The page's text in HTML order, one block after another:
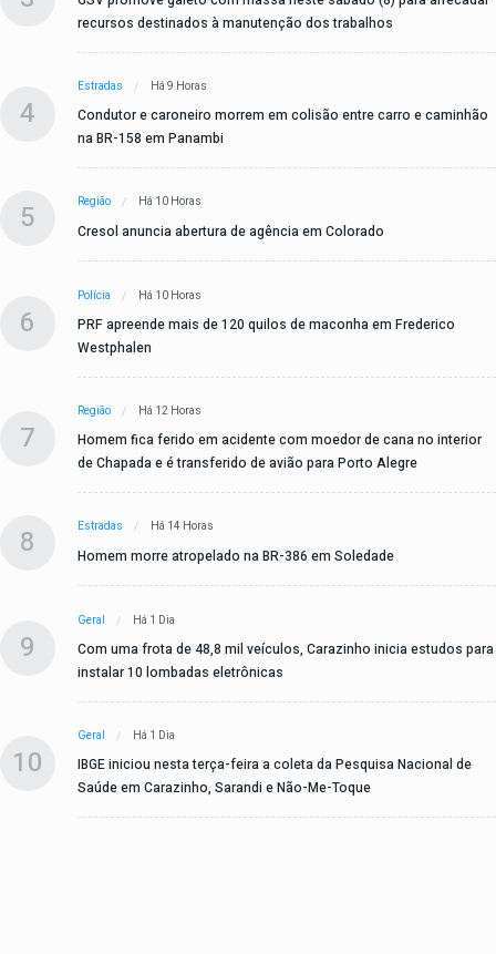
recursos destinados à manutenção dos trabalhos
4
Estradas Há 9 Horas
Condutor e caroneiro morrem em colisão entre carro e caminhão
na BR-158 em Panambi
5 Região Há 10 Horas
Cresol anuncia abertura de agência em Colorado
6
Polícia Há 10 Horas
PRF apreende mais de 120 quilos de maconha em Frederico
Westphalen
7
Região Há 12 Horas
Homem fica ferido em acidente com moedor de cana no interior
de Chapada e é transferido de avião para Porto Alegre
8 Estradas Há 14 Horas
Homem morre atropelado na BR-386 em Soledade
9
Geral Há 1 Dia
Com uma frota de 48,8 mil veículos, Carazinho inicia estudos para
instalar 10 lombadas eletrônicas
10
Geral Há 1 Dia
IBGE iniciou nesta terça-feira a coleta da Pesquisa Nacional de
Saúde em Carazinho, Sarandi e Não-Me-Toque